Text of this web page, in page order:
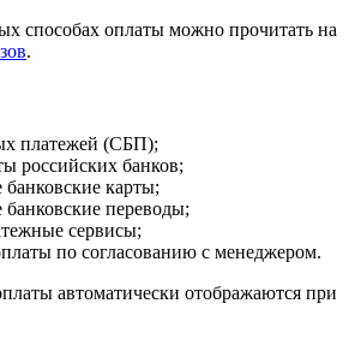
способах оплаты можно прочитать на
.
платежей (СБП);
российских банков;
карты;
переводы;
сервисы;
по согласованию с менеджером.
автоматически отображаются при